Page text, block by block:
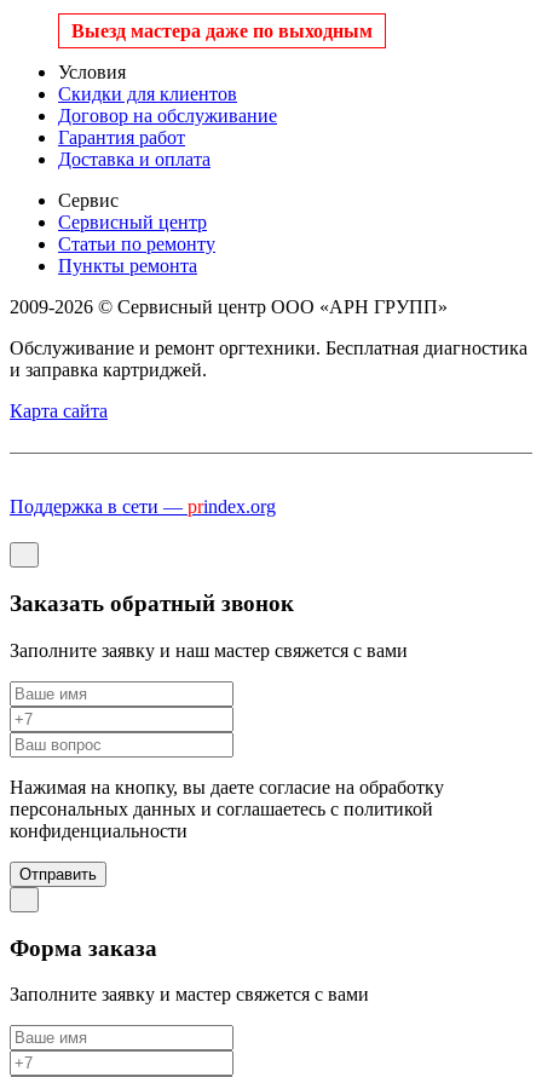
Выезд мастера даже по выходным
Условия
Скидки для клиентов
Договор на обслуживание
Гарантия работ
Доставка и оплата
Сервис
Сервисный центр
Статьи по ремонту
Пункты ремонта
2009-2026 © Сервисный центр ООО «АРН ГРУПП»
Обслуживание и ремонт оргтехники. Бесплатная диагностика
и заправка картриджей.
Карта сайта
Поддержка в сети — prindex.org
Заказать обратный звонок
Заполните заявку и наш мастер свяжется с вами
Нажимая на кнопку, вы даете согласие на обработку
персональных данных и соглашаетесь c политикой
конфиденциальности
Отправить
Форма заказа
Заполните заявку и мастер свяжется с вами